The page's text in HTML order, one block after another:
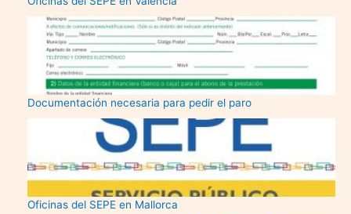
Documentación necesaria para pedir el paro
Oficinas del SEPE en Mallorca